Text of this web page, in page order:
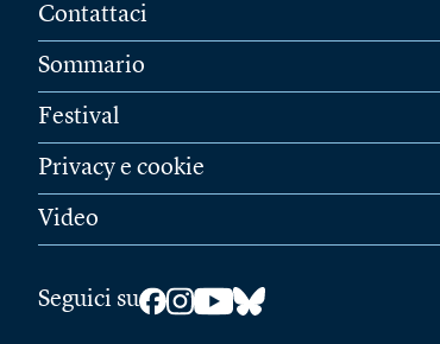
Contattaci
Sommario
Festival
Privacy e cookie
Video
Seguici su